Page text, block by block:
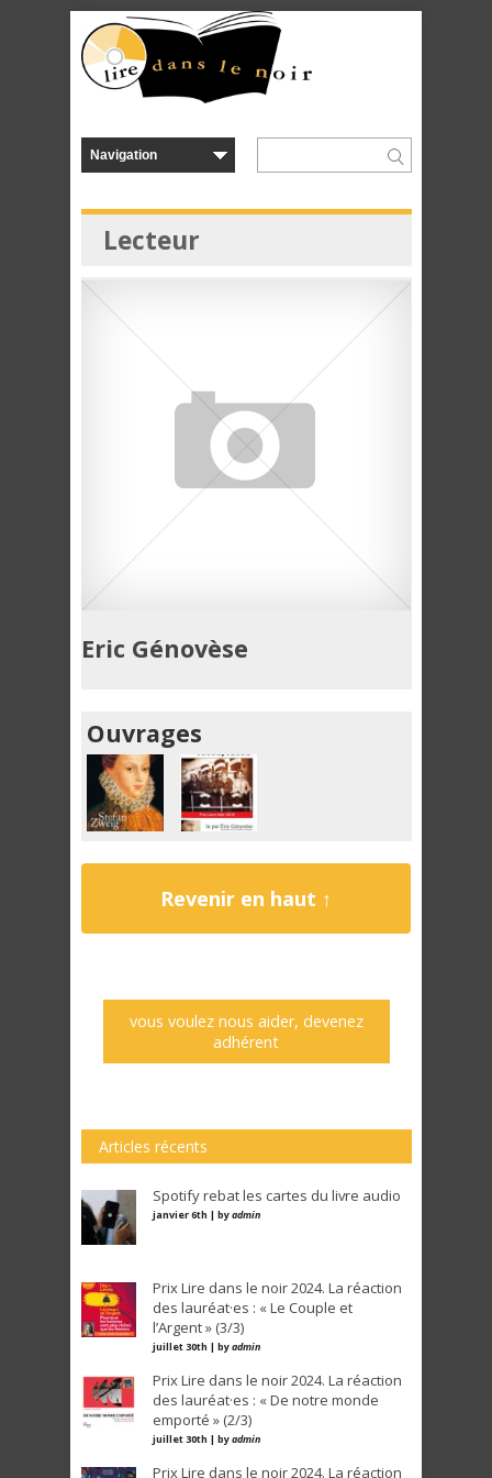
Lecteur
Eric Génovèse
Ouvrages
Revenir en haut ↑
vous voulez nous aider, devenez
adhérent
Articles récents
Spotify rebat les cartes du livre audio
janvier 6th | byadmin
Prix Lire dans le noir 2024. La réaction
des lauréat·es : « Le Couple et
l’Argent » (3/3)
juillet 30th | byadmin
Prix Lire dans le noir 2024. La réaction
des lauréat·es : « De notre monde
emporté » (2/3)
juillet 30th | byadmin
Prix Lire dans le noir 2024. La réaction